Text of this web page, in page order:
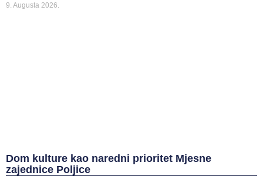
9. Augusta 2026.
Dom kulture kao naredni prioritet Mjesne
zajednice Poljice